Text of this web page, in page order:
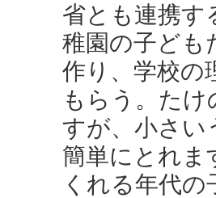
省とも連携す
稚園の子ども
作り、学校の
もらう。た
すが、小さい
簡単にとれま
くれる年代